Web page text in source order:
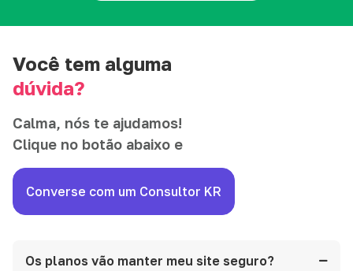
Você tem alguma
dúvida?
Calma, nós te ajudamos!
Clique no botão abaixo e
Converse com um Consultor KR
Os planos vão manter meu site seguro?